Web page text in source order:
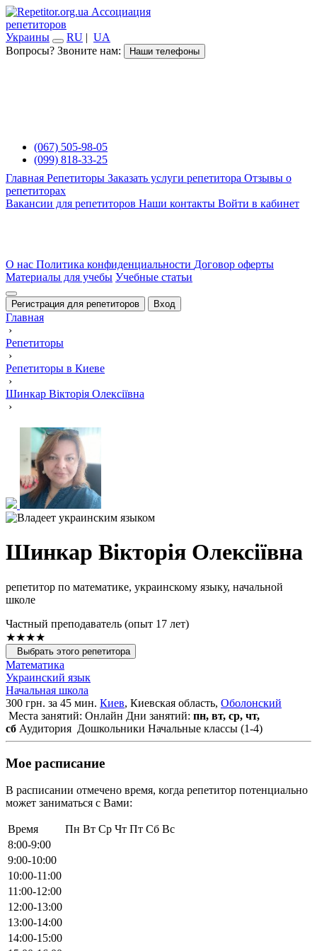
Ассоциация
репетиторов
Украины
RU | UA
Вопросы? Звоните нам:
Наши телефоны
(067) 505-98-05
(099) 818-33-25
Главная Репетиторы Заказать услуги репетитора Отзывы о
репетиторах
Вакансии для репетиторов Наши контакты Войти в кабинет
О нас Политика конфиденциальности Договор оферты
Материалы для учебы Учебные статьи
Регистрация для репетиторов Вход
Главная
›
Репетиторы
›
Репетиторы в Киеве
›
Шинкар Вікторія Олексіївна
›
Шинкар Вікторія Олексіївна
репетитор по математике, украинскому языку, начальной
школе
Частный преподаватель (опыт 17 лет)
★★★★
Выбрать этого репетитора
Математика
Украинский язык
Начальная школа
300 грн. за 45 мин. Киев, Киевская область, Оболонский
Места занятий: Онлайн Дни занятий: пн, вт, ср, чт,
сб Аудитория Дошкольники Начальные классы (1-4)
Мое расписание
В расписании отмечено время, когда репетитор потенциально
может заниматься с Вами:
Время Пн Вт Ср Чт Пт Сб Вс
8:00-9:00
9:00-10:00
10:00-11:00
11:00-12:00
12:00-13:00
13:00-14:00
14:00-15:00